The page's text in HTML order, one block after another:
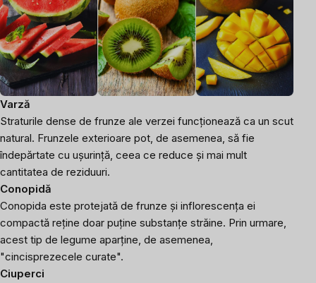
Varză
Straturile dense de frunze ale verzei funcționează ca un scut
natural. Frunzele exterioare pot, de asemenea, să fie
îndepărtate cu ușurință, ceea ce reduce și mai mult
cantitatea de reziduuri.
Conopidă
Conopida este protejată de frunze și inflorescența ei
compactă reține doar puține substanțe străine. Prin urmare,
acest tip de legume aparține, de asemenea,
"cincisprezecele curate".
Ciuperci